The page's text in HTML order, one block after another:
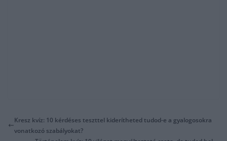
Kresz kvíz: 10 kérdéses teszttel kiderítheted tudod-e a gyalogosokra
vonatkozó szabályokat?